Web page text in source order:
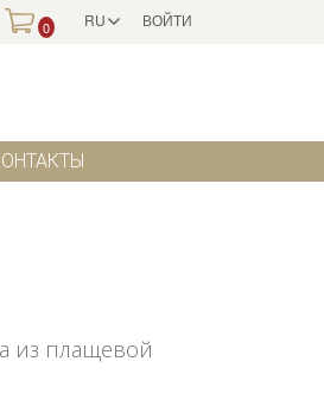
ВОЙТИ
RU
0
из плащевой